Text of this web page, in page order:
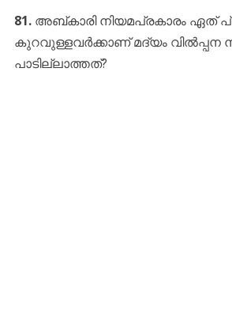
81.അബ്കാരി നിയമപ്രകാരം ഏത്
കുറവുള്ളവർക്കാണ് മദ്യം വിൽപ്പന
പാടില്ലാത്തത്?